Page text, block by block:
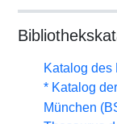
Katalog des
* Katalog
München